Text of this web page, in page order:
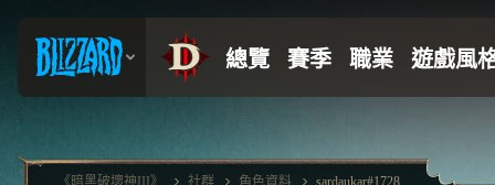
《暗黑破壞神III》 社群 角色資料 sardaukar#1728